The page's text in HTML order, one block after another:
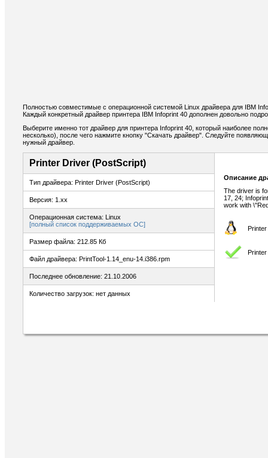
Полностью совместимые с операционной системой Linux драйвера для IBM
Каждый конкретный драйвер принтера IBM Infoprint 40 дополнен довольно
Выберите именно тот драйвер для принтера Infoprint 40, который наиболее
несколько), после чего нажмите кнопку "Скачать драйвер". Следуйте
нужный драйвер.
Printer Driver (PostScript)
Тип драйвера: Printer Driver (PostScript)
Версия: 1.xx
Операционная система: Linux
[полный список поддерживаемых ОС]
Размер файла: 212.85 Кб
Файл драйвера: PrintTool-1.14_enu-14.i386.rpm
Последнее обновление: 21.10.2006
Количество загрузок: нет данных
Описание
The driver is
17, 24;
work with